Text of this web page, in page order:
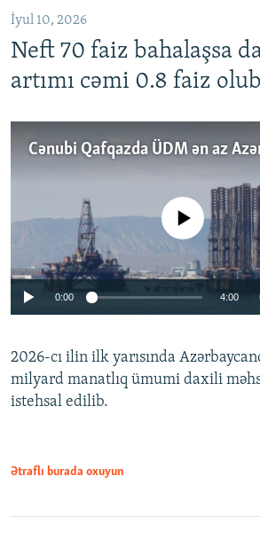
İyul 10, 2026
Neft 70 faiz bahalaşsa
artımı cəmi 0.8 faiz olub
Auto 240p 360p
No media source currently
0:00 4:00
2026-cı ilin ilk yarısında
milyard manatlıq ümumi daxili
istehsal edilib.
Ətraflı burada oxuyun